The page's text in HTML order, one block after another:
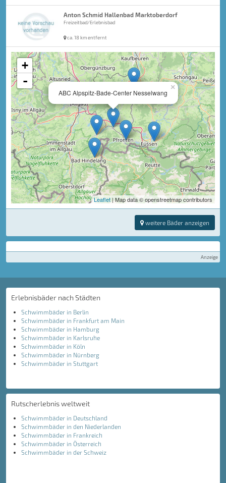
Anton Schmid Hallenbad Marktoberdorf
Freizeitbad/Erlebnisbad
ca. 18 km entfernt
×
ABC Alpspitz-Bade-Center Nesselwang
+
-
Leaflet | Map data © openstreetmap contributors
weitere Bäder anzeigen
Anzeige
Erlebnisbäder nach Städten
Schwimmbäder in Berlin
Schwimmbäder in Frankfurt am Main
Schwimmbäder in Hamburg
Schwimmbäder in Karlsruhe
Schwimmbäder in Köln
Schwimmbäder in Nürnberg
Schwimmbäder in Stuttgart
Rutscherlebnis weltweit
Schwimmbäder in Deutschland
Schwimmbäder in den Niederlanden
Schwimmbäder in Frankreich
Schwimmbäder in Österreich
Schwimmbäder in der Schweiz